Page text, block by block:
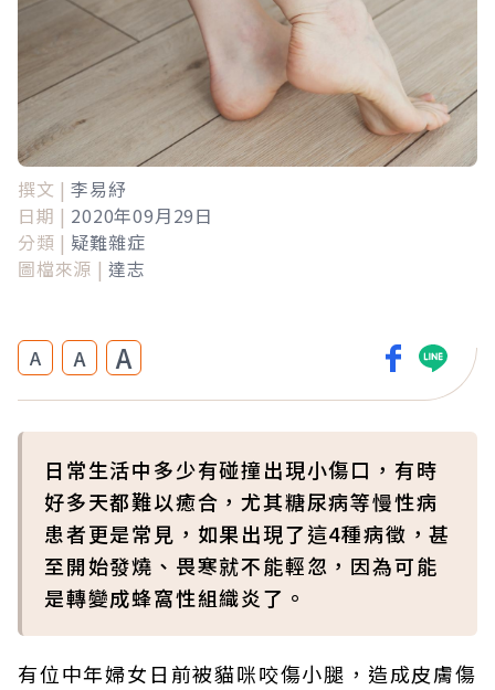
撰文 | 李易紓
日期 | 2020年09月29日
分類 | 疑難雜症
圖檔來源 | 達志
A A A
日常生活中多少有碰撞出現小傷口，有時
好多天都難以癒合，尤其糖尿病等慢性病
患者更是常見，如果出現了這4種病徵，甚
至開始發燒、畏寒就不能輕忽，因為可能
是轉變成蜂窩性組織炎了。
有位中年婦女日前被貓咪咬傷小腿，造成皮膚傷